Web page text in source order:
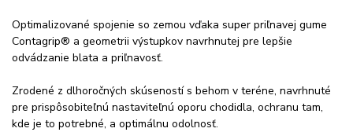
Optimalizované spojenie so zemou vďaka super priľnavej gume
Contagrip® a geometrii výstupkov navrhnutej pre lepšie
odvádzanie blata a priľnavosť.
Zrodené z dlhoročných skúseností s behom v teréne, navrhnuté
pre prispôsobiteľnú nastaviteľnú oporu chodidla, ochranu tam,
kde je to potrebné, a optimálnu odolnosť.